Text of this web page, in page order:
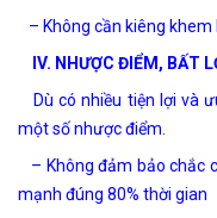
– Không cần kiêng
IV. NHƯỢC ĐIỂM, BẤT
Dù có nhiều tiện lợi và
một số nhược điểm.
– Không đảm bảo chắc
mạnh đúng 80% thời gian